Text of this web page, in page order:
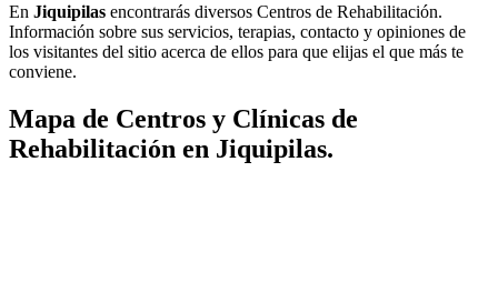
En Jiquipilas encontrarás diversos Centros de Rehabilitación.
Información sobre sus servicios, terapias, contacto y opiniones de
los visitantes del sitio acerca de ellos para que elijas el que más te
conviene.
Mapa de Centros y Clínicas de
Rehabilitación en Jiquipilas.